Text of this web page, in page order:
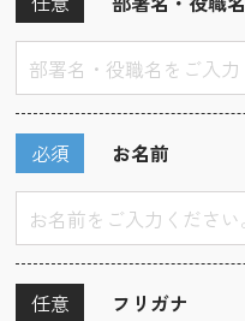
お名前
必須
フリガナ
任意